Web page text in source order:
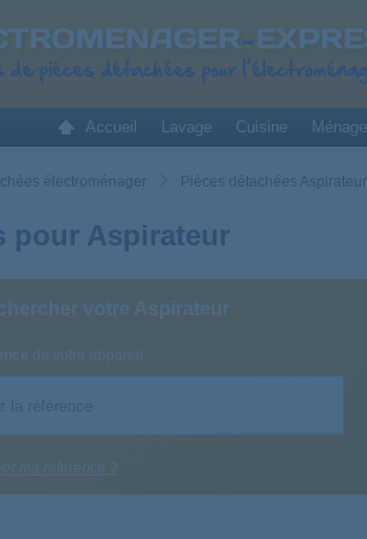
Accueil Lavage Cuisine Ménage
électroménager Pièces détachées Aspirateur
pour Aspirateur
votre Aspirateur
de votre appareil
ma référence ?